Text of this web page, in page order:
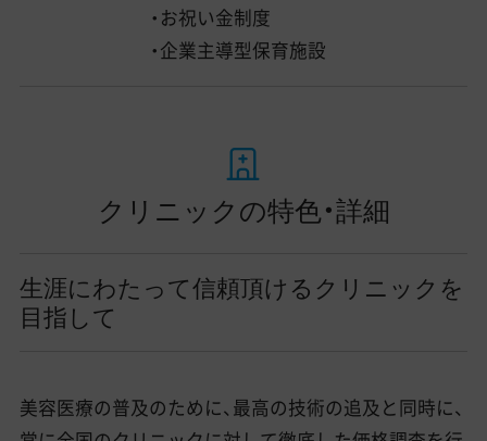
・お祝い金制度
・企業主導型保育施設
クリニックの特色・詳細
生涯にわたって信頼頂けるクリニックを
目指して
美容医療の普及のために、最高の技術の追及と同時に、